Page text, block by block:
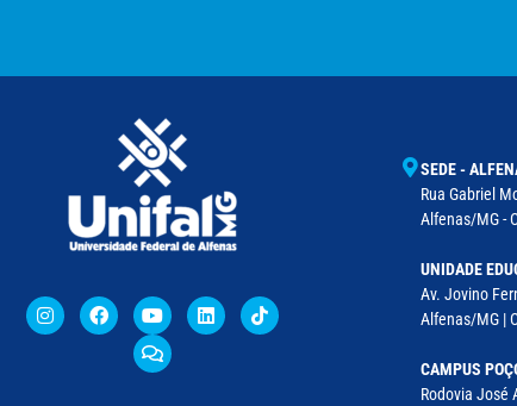
SEDE -
Rua Gabriel
Alfenas/MG -
UNIDADE
Av. Jovino
Alfenas/MG |
CAMPUS
Rodovia José